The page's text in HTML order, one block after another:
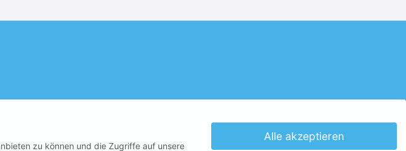
zu können und die Zugriffe auf unsere
Alle akzeptieren